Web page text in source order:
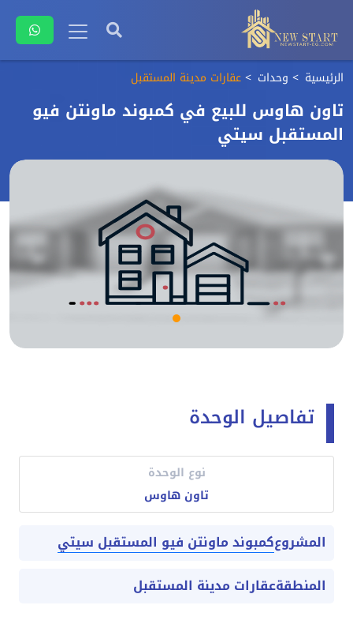
الرئيسية وحدات عقارات مدينة المستقبل
تاون هاوس للبيع في كمبوند ماونتن فيو
المستقبل سيتي
تفاصيل الوحدة
نوع الوحدة
تاون هاوس
المشروعكمبوند ماونتن فيو المستقبل سيتي
المنطقةعقارات مدينة المستقبل